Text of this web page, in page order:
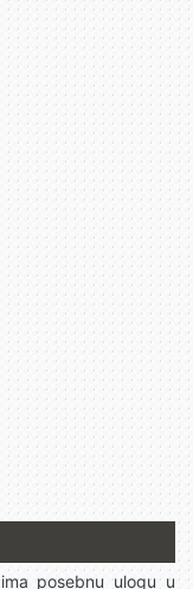
posebnu ulogu u